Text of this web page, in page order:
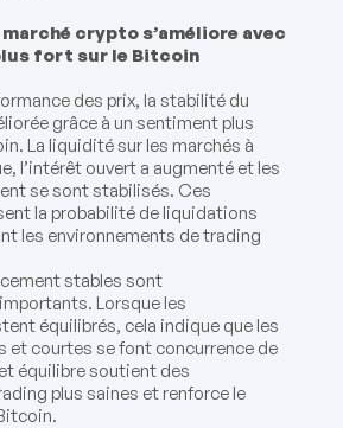
crypto s’améliore avec
fort sur le Bitcoin
des prix, la stabilité du
grâce à un sentiment plus
La liquidité sur les marchés à
l’intérêt ouvert a augmenté et les
se sont stabilisés. Ces
la probabilité de liquidations
les environnements de trading
stables sont
Lorsque les
équilibrés, cela indique que les
et courtes se font concurrence de
équilibre soutient des
plus saines et renforce le